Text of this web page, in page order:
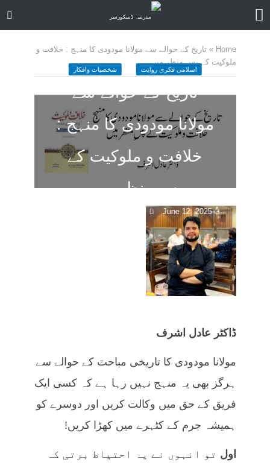
Home
» تاریخ کے حوالے سے مولانا مودودی کا منہج : خلافت و
ملوکیت کے پسِ منظر میں
اسلامی فکری روایت شخصیات وافکار
تاریخ کے حوالے سے
مولانا مودودی کا منہج :
خلافت و ملوکیت کے
پسِ منظر میں
June 12, 2025 ا کمنٹ
ڈاکٹر عادل اشرف
مولانا مودودی کا تاریخی مباحٽ کے حوالے سے
ہرگز بھی یہ منہج نہیں رہا ہے کہ کسی ایک
فریق کے حق میں وکالت کریں اور دوسرے کو
ہمیشہ جرم کے کٹہرے میں کھڑا کریں!
اول تو انہوں نے یہ احتیاط برتی کہ